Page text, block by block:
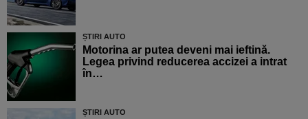
ȘTIRI AUTO
Motorina ar putea deveni mai ieftină.
Legea privind reducerea accizei a intrat
în…
ȘTIRI AUTO